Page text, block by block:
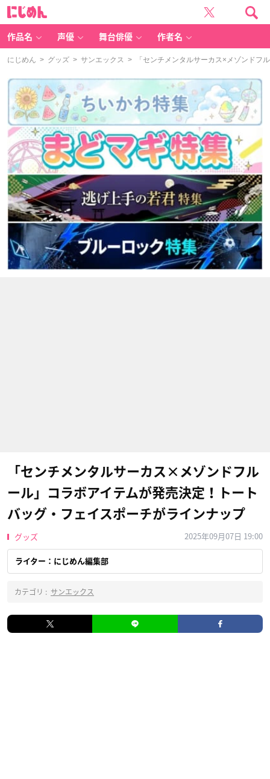
作品名 声優 舞台俳優 作者名
にじめん > グッズ > サンエックス > 「センチメンタルサーカス×メゾンドフ
「センチメンタルサーカス×メゾンドフル
ール」コラボアイテムが発売決定！トート
バッグ・フェイスポーチがラインナップ
グッズ 2025年09月07日 19:00
ライター：にじめん編集部
カテゴリ : サンエックス